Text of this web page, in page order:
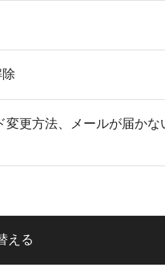
変更方法、メールが届かな
える